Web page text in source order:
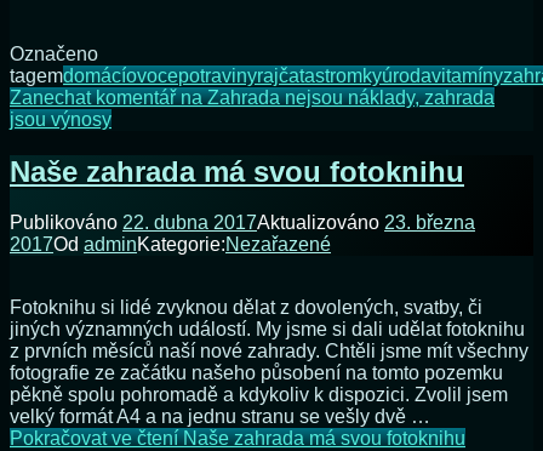
Označeno
tagemdomácíovocepotravinyrajčatastromkyúrodavitamíny
Zanechat komentářna Zahrada nejsou náklady, zahrada
jsou výnosy
Naše zahrada má svou fotoknihu
Publikováno 22. dubna 2017Aktualizováno 23. března
2017Od adminKategorie:Nezařazené
Fotoknihu si lidé zvyknou dělat z dovolených, svatby, či
jiných významných událostí. My jsme si dali udělat fotoknihu
z prvních měsíců naší nové zahrady. Chtěli jsme mít všechny
fotografie ze začátku našeho působení na tomto pozemku
pěkně spolu pohromadě a kdykoliv k dispozici. Zvolil jsem
velký formát A4 a na jednu stranu se vešly dvě …
Pokračovat ve čteníNaše zahrada má svou fotoknihu